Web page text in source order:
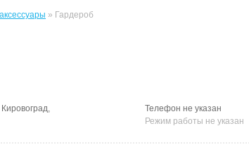
» Гардероб
Телефон не указан
Режим работы не указан